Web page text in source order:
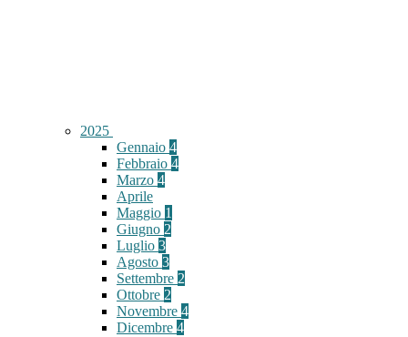
2025
Gennaio 4
Febbraio 4
Marzo 4
Aprile
Maggio 1
Giugno 2
Luglio 3
Agosto 3
Settembre 2
Ottobre 2
Novembre 4
Dicembre 4